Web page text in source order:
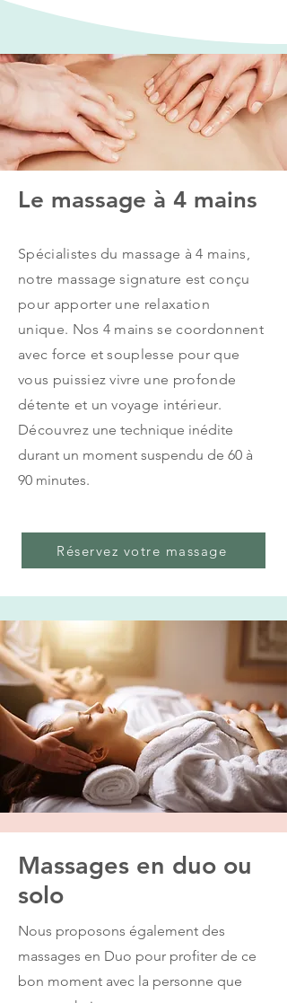
Le massage à 4 mains
Spécialistes du massage à 4 mains,
notre massage signature est conçu
pour apporter une relaxation
unique. Nos 4 mains se coordonnent
avec force et souplesse pour que
vous puissiez vivre une profonde
détente et un voyage intérieur.
Découvrez une technique inédite
durant un moment suspendu de 60 à
90 minutes.
Réservez votre massage
Massages en duo ou
solo
Nous proposons également des
massages en Duo pour profiter de ce
bon moment avec la personne que